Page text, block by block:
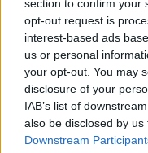
section to confirm your
opt-out request is
interest-based ads
us or personal
your opt-out. You may
disclosure of your
IAB’s list of
also be disclosed by
Downstream
Failed to fetch
Prihajajoči
AVG
7
Pesem kita
18:00
AVG Smrt Robina